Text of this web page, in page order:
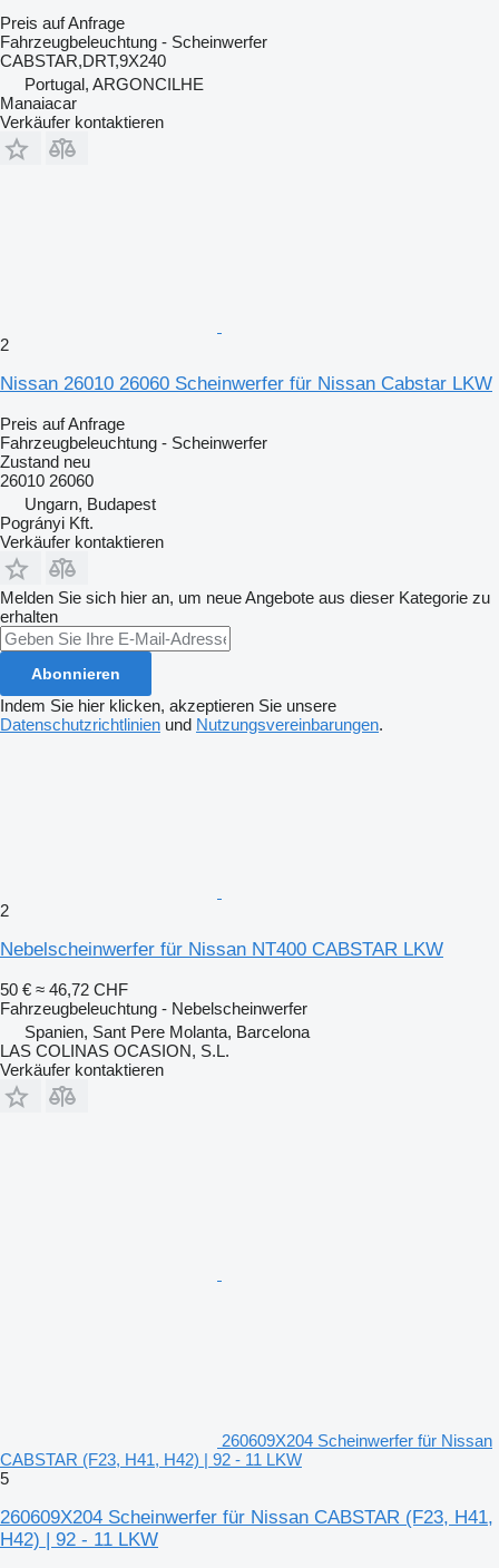
Preis auf Anfrage
Fahrzeugbeleuchtung - Scheinwerfer
CABSTAR,DRT,9X240
Portugal, ARGONCILHE
Manaiacar
Verkäufer kontaktieren
2
Nissan 26010 26060 Scheinwerfer für Nissan Cabstar LKW
Preis auf Anfrage
Fahrzeugbeleuchtung - Scheinwerfer
Zustand neu
26010 26060
Ungarn, Budapest
Pogrányi Kft.
Verkäufer kontaktieren
Melden Sie sich hier an, um neue Angebote aus dieser Kategorie zu
erhalten
Abonnieren
Indem Sie hier klicken, akzeptieren Sie unsere
Datenschutzrichtlinien und Nutzungsvereinbarungen.
2
Nebelscheinwerfer für Nissan NT400 CABSTAR LKW
50 € ≈ 46,72 CHF
Fahrzeugbeleuchtung - Nebelscheinwerfer
Spanien, Sant Pere Molanta, Barcelona
LAS COLINAS OCASION, S.L.
Verkäufer kontaktieren
260609X204 Scheinwerfer für Nissan
CABSTAR (F23, H41, H42) | 92 - 11 LKW
5
260609X204 Scheinwerfer für Nissan CABSTAR (F23, H41,
H42) | 92 - 11 LKW